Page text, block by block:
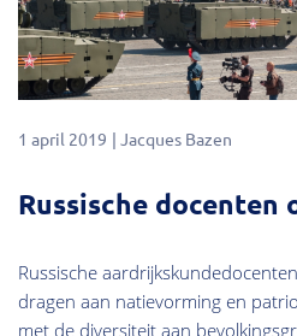
1 april 2019 Jacques Bazen
Russische docenten
Russische
dragen aan natievorming en
met de diversiteit aan